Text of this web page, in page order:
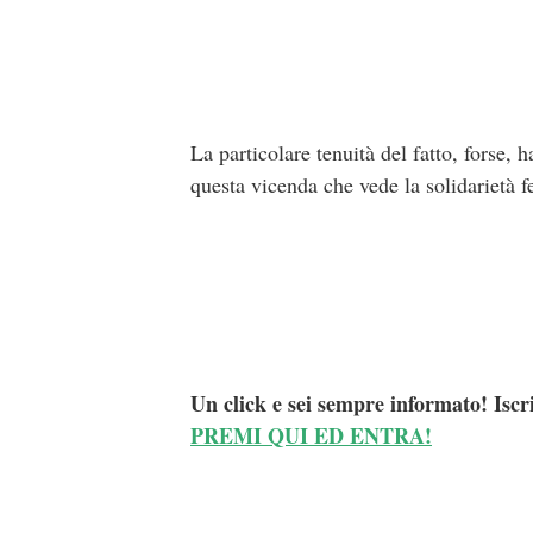
La particolare tenuità del fatto, forse,
questa vicenda che vede la solidarietà
Un click e sei sempre informato!
PREMI QUI ED ENTRA!